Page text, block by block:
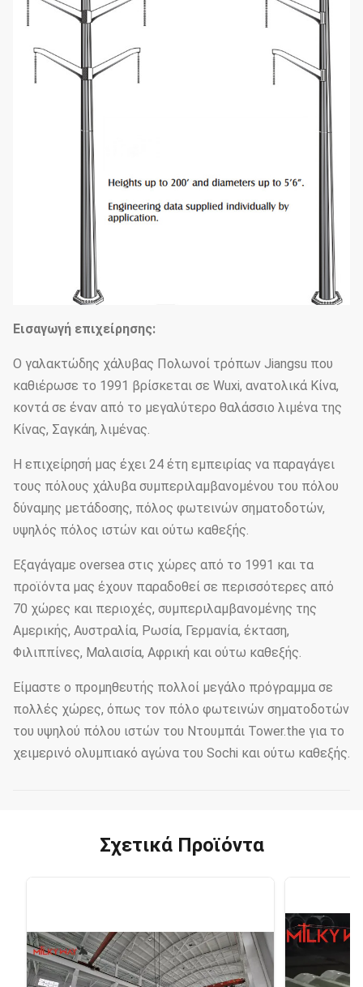
Εισαγωγή επιχείρησης:
Ο γαλακτώδης χάλυβας Πολωνοί τρόπων Jiangsu που
καθιέρωσε το 1991 βρίσκεται σε Wuxi, ανατολικά Κίνα,
κοντά σε έναν από το μεγαλύτερο θαλάσσιο λιμένα της
Κίνας, Σαγκάη, λιμένας.
Η επιχείρησή μας έχει 24 έτη εμπειρίας να παραγάγει
τους πόλους χάλυβα συμπεριλαμβανομένου του πόλου
δύναμης μετάδοσης, πόλος φωτεινών σηματοδοτών,
υψηλός πόλος ιστών και ούτω καθεξής.
Εξαγάγαμε oversea στις χώρες από το 1991 και τα
προϊόντα μας έχουν παραδοθεί σε περισσότερες από
70 χώρες και περιοχές, συμπεριλαμβανομένης της
Αμερικής, Αυστραλία, Ρωσία, Γερμανία, έκταση,
Φιλιππίνες, Μαλαισία, Αφρική και ούτω καθεξής.
Είμαστε ο προμηθευτής πολλοί μεγάλο πρόγραμμα σε
πολλές χώρες, όπως τον πόλο φωτεινών σηματοδοτών
του υψηλού πόλου ιστών του Ντουμπάι Tower.the για το
χειμερινό ολυμπιακό αγώνα του Sochi και ούτω καθεξής.
Σχετικά Προϊόντα